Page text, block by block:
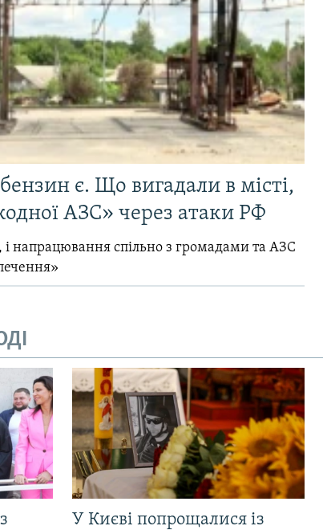
є. Що вигадали в місті,
АЗС» через атаки РФ
і напрацювання спільно з громадами та АЗС
У Києві попрощалися із